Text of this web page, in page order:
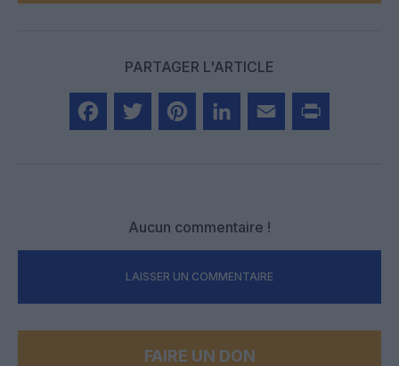
PARTAGER L'ARTICLE
Aucun commentaire !
LAISSER UN COMMENTAIRE
FAIRE UN DON